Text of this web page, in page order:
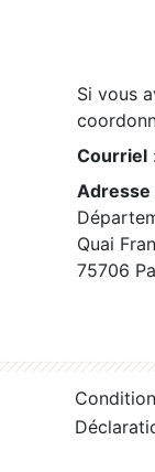
Si vous
Courriel
Adresse
Quai
75706